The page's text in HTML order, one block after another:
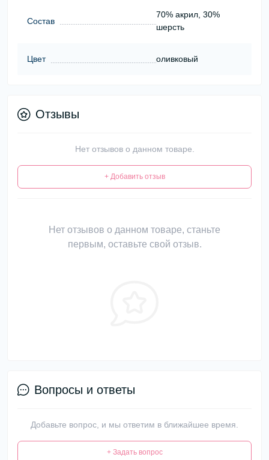
Состав
70% акрил, 30%
шерсть
Цвет оливковый
Отзывы
Нет отзывов о данном товаре.
+ Добавить отзыв
Нет отзывов о данном товаре, станьте
первым, оставьте свой отзыв.
Вопросы и ответы
Добавьте вопрос, и мы ответим в ближайшее время.
+ Задать вопрос